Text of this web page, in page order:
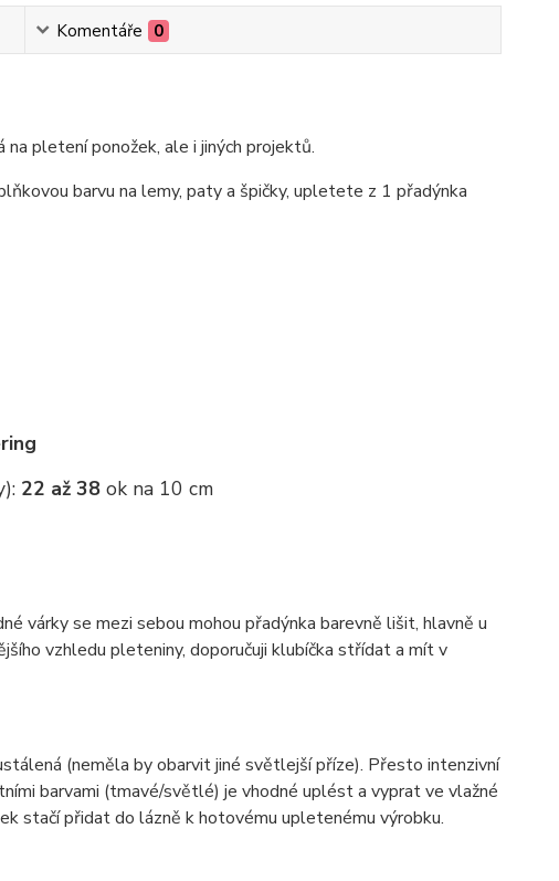
Komentáře 0
na pletení ponožek, ale i jiných projektů.
barvu na lemy, paty a špičky, upletete z 1 přadýnka
22 až 38ok na 10 cm
várky se mezi sebou mohou přadýnka barevně lišit, hlavně u
vzhledu pleteniny, doporučuji klubíčka střídat a mít v
(neměla by obarvit jiné světlejší příze). Přesto intenzivní
barvami (tmavé/světlé) je vhodné uplést a vyprat ve vlažné
stačí přidat do lázně k hotovému upletenému výrobku.